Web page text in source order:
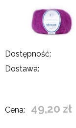
Dostępność:
Dostawa:
Cena: 49,20 zł